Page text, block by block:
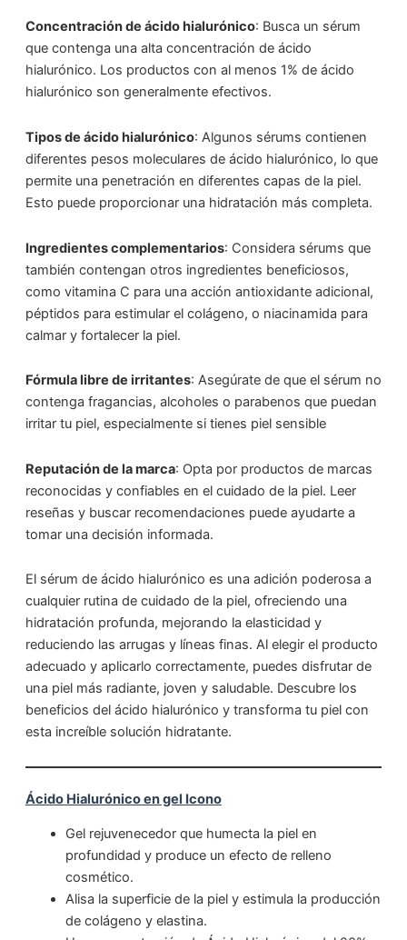
Concentración de ácido hialurónico: Busca un sérum
que contenga una alta concentración de ácido
hialurónico. Los productos con al menos 1% de ácido
hialurónico son generalmente efectivos.
Tipos de ácido hialurónico: Algunos sérums contienen
diferentes pesos moleculares de ácido hialurónico, lo que
permite una penetración en diferentes capas de la piel.
Esto puede proporcionar una hidratación más completa.
Ingredientes complementarios: Considera sérums que
también contengan otros ingredientes beneficiosos,
como vitamina C para una acción antioxidante adicional,
péptidos para estimular el colágeno, o niacinamida para
calmar y fortalecer la piel.
Fórmula libre de irritantes: Asegúrate de que el sérum no
contenga fragancias, alcoholes o parabenos que puedan
irritar tu piel, especialmente si tienes piel sensible
Reputación de la marca: Opta por productos de marcas
reconocidas y confiables en el cuidado de la piel. Leer
reseñas y buscar recomendaciones puede ayudarte a
tomar una decisión informada.
El sérum de ácido hialurónico es una adición poderosa a
cualquier rutina de cuidado de la piel, ofreciendo una
hidratación profunda, mejorando la elasticidad y
reduciendo las arrugas y líneas finas. Al elegir el producto
adecuado y aplicarlo correctamente, puedes disfrutar de
una piel más radiante, joven y saludable. Descubre los
beneficios del ácido hialurónico y transforma tu piel con
esta increíble solución hidratante.
Ácido Hialurónico en gel Icono
Gel rejuvenecedor que humecta la piel en
profundidad y produce un efecto de relleno
cosmético.
Alisa la superficie de la piel y estimula la producción
de colágeno y elastina.